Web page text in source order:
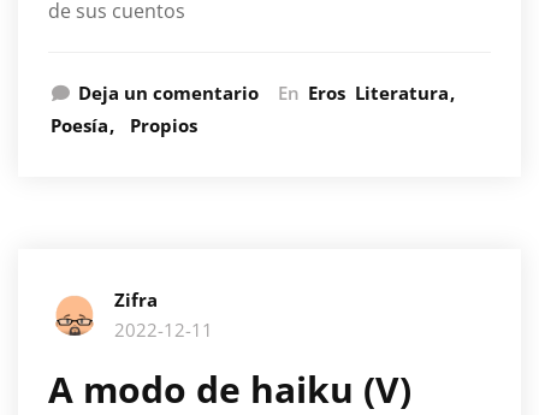
de sus cuentos
Deja un comentario En Eros Literatura
Poesía
Propios
Zifra
2022-12-11
A modo de haiku (V)